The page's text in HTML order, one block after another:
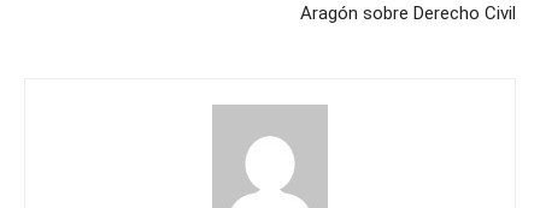
Aragón sobre Derecho Civil